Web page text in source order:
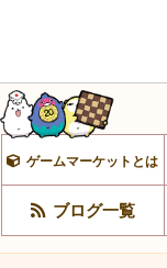
ゲームマーケットとは
ブログ一覧